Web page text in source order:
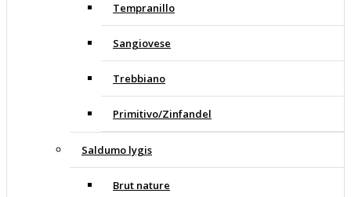
Tempranillo
Sangiovese
Trebbiano
Primitivo/Zinfandel
Saldumo lygis
Brut nature